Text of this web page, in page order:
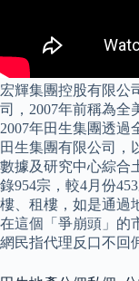
宏輝集團控股有限公
司，2007年前稱為全
2007年田生集團透過
田生集團有限公司，
數據及研究中心綜合
錄954宗，較4月份
樓、租樓，如是通過
在這個「爭崩頭」的
網民指代理反口不回